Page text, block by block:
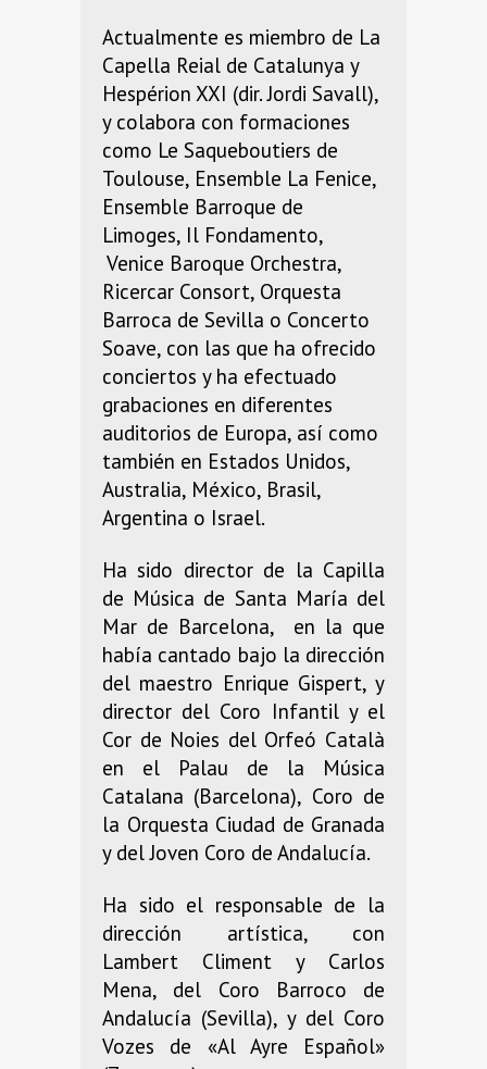
Actualmente es miembro de La
Capella Reial de Catalunya y
Hespérion XXI (dir. Jordi Savall),
y colabora con formaciones
como Le Saqueboutiers de
Toulouse, Ensemble La Fenice,
Ensemble Barroque de
Limoges, Il Fondamento,
Venice Baroque Orchestra,
Ricercar Consort, Orquesta
Barroca de Sevilla o Concerto
Soave, con las que ha ofrecido
conciertos y ha efectuado
grabaciones en diferentes
auditorios de Europa, así como
también en Estados Unidos,
Australia, México, Brasil,
Argentina o Israel.
Ha sido director de la Capilla
de Música de Santa María del
Mar de Barcelona, ​​ en la que
había cantado bajo la dirección
del maestro Enrique Gispert, y
director del Coro Infantil y el
Cor de Noies del Orfeó Català
en el Palau de la Música
Catalana (Barcelona), Coro de
la Orquesta Ciudad de Granada
y del Joven Coro de Andalucía.
Ha sido el responsable de la
dirección artística, con
Lambert Climent y Carlos
Mena, del Coro Barroco de
Andalucía (Sevilla), y del Coro
Vozes de «Al Ayre Español»